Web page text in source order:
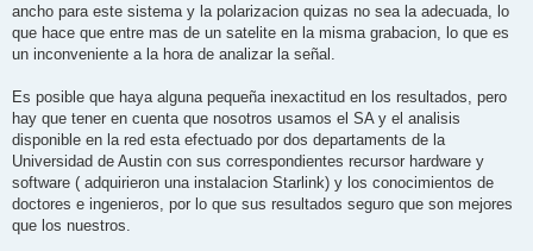
ancho para este sistema y la polarizacion quizas no sea la adecuada, lo
que hace que entre mas de un satelite en la misma grabacion, lo que es
un inconveniente a la hora de analizar la señal.
Es posible que haya alguna pequeña inexactitud en los resultados, pero
hay que tener en cuenta que nosotros usamos el SA y el analisis
disponible en la red esta efectuado por dos departaments de la
Universidad de Austin con sus correspondientes recursor hardware y
software ( adquirieron una instalacion Starlink) y los conocimientos de
doctores e ingenieros, por lo que sus resultados seguro que son mejores
que los nuestros.